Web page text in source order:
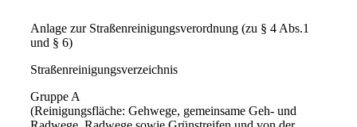
Anlage zur Straßenreinigungsverordnung (zu § 4 Abs.1
und § 6)
Straßenreinigungsverzeichnis
Gruppe A
(Reinigungsfläche: Gehwege, gemeinsame Geh- und